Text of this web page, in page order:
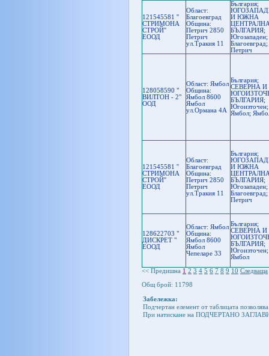
121545581 ''
СТРИМОНА
СТРОЙ''
ЕООД
Област:
Благоевград
Oбщина:
Петрич 2850
Петрич
ул.Тракия 11
България;
И ЮЖНА
БЪЛГАРИЯ;
Югозападен;
Благоевград;
Петрич
128058590 "
ВИЛТОН - 2"
ООД
Област: Ямбол
Oбщина:
Ямбол 8600
Ямбол
ул.Ормана 4А
България;
СЕВЕРНА И
БЪЛГАРИЯ;
Югоизточен;
Ямбол;
121545581 ''
СТРИМОНА
СТРОЙ''
ЕООД
Област:
Благоевград
Oбщина:
Петрич 2850
Петрич
ул.Тракия 11
България;
И ЮЖНА
БЪЛГАРИЯ;
Югозападен;
Благоевград;
Петрич
128622703 "
ДИСКРЕТ "
ЕООД
Област: Ямбол
Oбщина:
Ямбол 8600
Ямбол
Чепеларе 33
България;
СЕВЕРНА И
БЪЛГАРИЯ;
Югоизточен;
Ямбол
<< Предишна 1 2 3 4 5 6 7 8 9 10 Следваща
Общ брой: 11798
Забележка:
Подчертан елемент от таблицата
При натискане на ПОДЧЕРТАНО ЗАГЛАВИЕ